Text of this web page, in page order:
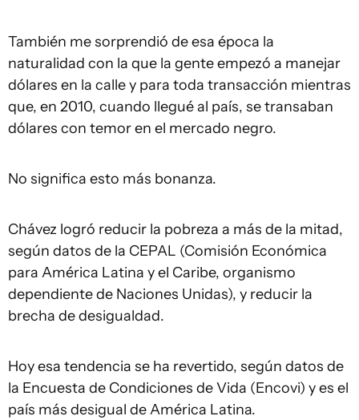
También me sorprendió de esa época la
naturalidad con la que la gente empezó a manejar
dólares en la calle y para toda transacción mientras
que, en 2010, cuando llegué al país, se transaban
dólares con temor en el mercado negro.
No significa esto más bonanza.
Chávez logró reducir la pobreza a más de la mitad,
según datos de la CEPAL (Comisión Económica
para América Latina y el Caribe, organismo
dependiente de Naciones Unidas), y reducir la
brecha de desigualdad.
Hoy esa tendencia se ha revertido, según datos de
la Encuesta de Condiciones de Vida (Encovi) y es el
país más desigual de América Latina.